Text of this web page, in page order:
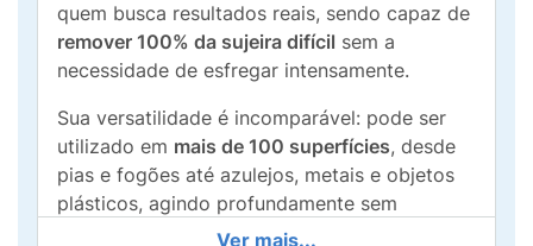
quem busca resultados reais, sendo capaz de
remover 100% da sujeira difícil sem a
necessidade de esfregar intensamente.
Sua versatilidade é incomparável: pode ser
utilizado em mais de 100 superfícies, desde
pias e fogões até azulejos, metais e objetos
plásticos, agindo profundamente sem
danificar os materiais. Com a confiança da
Ver mais...